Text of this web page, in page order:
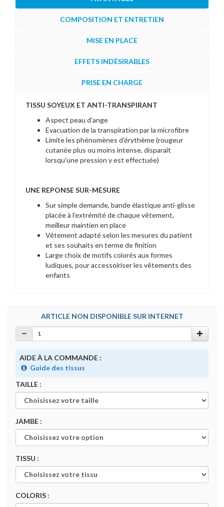
COMPOSITION ET ENTRETIEN
MISE EN PLACE
EFFETS INDÉSIRABLES
PRISE EN CHARGE
TISSU SOYEUX ET ANTI-TRANSPIRANT
Aspect peau d'ange
Evacuation de la transpiration par la microfibre
Limite les phénomènes d'érythème (rougeur
cutanée plus ou moins intense, disparaît
lorsqu'une pression y est effectuée)
UNE REPONSE SUR-MESURE
Sur simple demande, bande élastique anti-glisse
placée à l'extrémité de chaque vêtement,
meilleur maintien en place
Vêtement adapté selon les mesures du patient
et ses souhaits en terme de finition
Large choix de motifs colorés aux formes
ludiques, pour accessoiriser les vêtements des
enfants
ARTICLE NON DISPONIBLE SUR INTERNET
AIDE À LA COMMANDE :
Guide des tissus
TAILLE :
JAMBE :
TISSU :
COLORIS :